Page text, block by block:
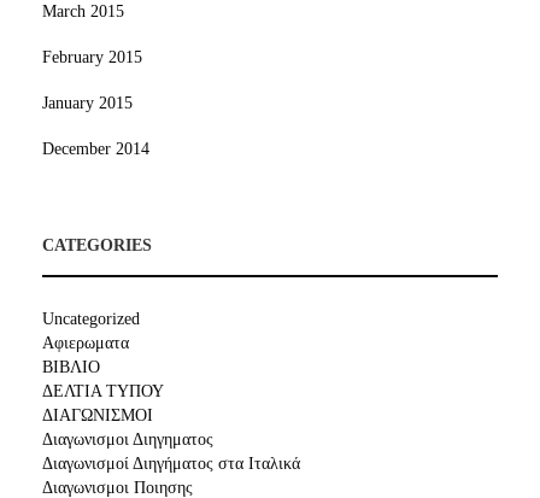
March 2015
February 2015
January 2015
December 2014
CATEGORIES
Uncategorized
Αφιερωματα
ΒΙΒΛΙΟ
ΔΕΛΤΙΑ ΤΥΠΟΥ
ΔΙΑΓΩΝΙΣΜΟΙ
Διαγωνισμοι Διηγηματος
Διαγωνισμοί Διηγήματος στα Ιταλικά
Διαγωνισμοι Ποιησης